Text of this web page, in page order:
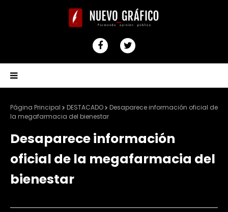
Página Principal DESTACADO
Desaparece información oficial de
la megafarmacia del bienestar
Desaparece información
oficial de la megafarmacia del
bienestar